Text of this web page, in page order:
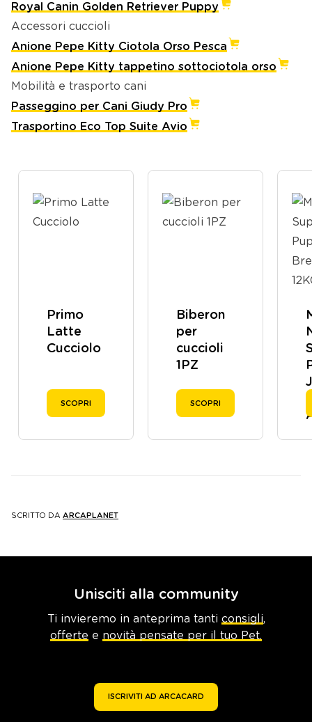
Royal Canin Golden Retriever Puppy
Accessori cuccioli
Anione Pepe Kitty Ciotola Orso Pesca
Anione Pepe Kitty tappetino sottociotola orso
Mobilità e trasporto cani
Passeggino per Cani Giudy Pro
Trasportino Eco Top Suite Avio
Primo
Latte
Cucciolo
SCOPRI
Biberon
per
cuccioli
1PZ
SCOPRI
SCRITTO DA ARCAPLANET
Unisciti alla community
Ti invieremo in anteprima tanti consigli,
offerte e novità pensate per il tuo Pet.
ISCRIVITI AD ARCACARD